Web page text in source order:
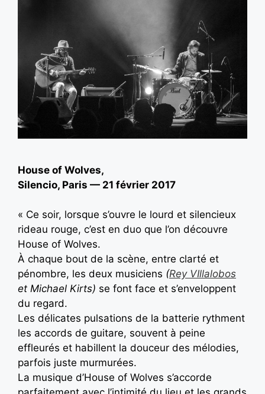
House of Wolves,
Silencio, Paris — 21 février 2017
« Ce soir, lorsque s’ouvre le lourd et silencieux
rideau rouge, c’est en duo que l’on découvre
House of Wolves.
À chaque bout de la scène, entre clarté et
pénombre, les deux musiciens (Rey VIllalobos
et Michael Kirts) se font face et s’enveloppent
du regard.
Les délicates pulsations de la batterie rythment
les accords de guitare, souvent à peine
effleurés et habillent la douceur des mélodies,
parfois juste murmurées.
La musique d’House of Wolves s’accorde